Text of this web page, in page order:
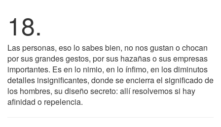
18.
Las personas, eso lo sabes bien, no nos gustan o chocan
por sus grandes gestos, por sus hazañas o sus empresas
importantes. Es en lo nimio, en lo ínfimo, en los diminutos
detalles insignificantes, donde se encierra el significado de
los hombres, su diseño secreto: allí resolvemos si hay
afinidad o repelencia.